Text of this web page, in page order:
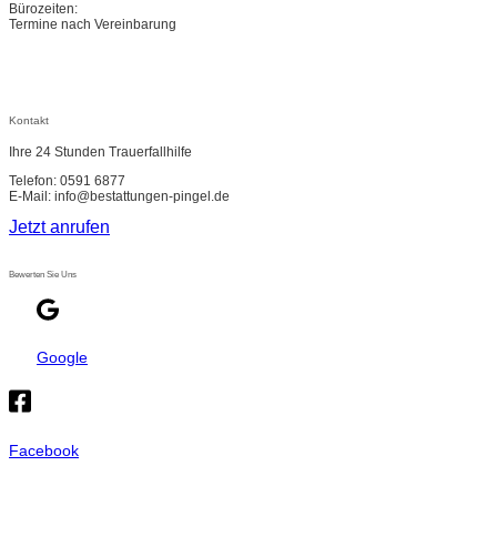
Bürozeiten:
Termine nach Vereinbarung
Kontakt
Ihre 24 Stunden Trauerfallhilfe
Telefon: 0591 6877
E-Mail: info@bestattungen-pingel.de
Jetzt anrufen
Bewerten Sie Uns
Google
Facebook